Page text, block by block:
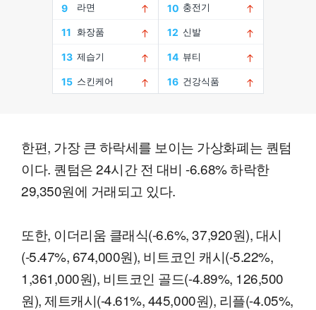
한편, 가장 큰 하락세를 보이는 가상화폐는 퀀텀
이다. 퀀텀은 24시간 전 대비 -6.68% 하락한
29,350원에 거래되고 있다.
또한, 이더리움 클래식(-6.6%, 37,920원), 대시
(-5.47%, 674,000원), 비트코인 캐시(-5.22%,
1,361,000원), 비트코인 골드(-4.89%, 126,500
원), 제트캐시(-4.61%, 445,000원), 리플(-4.05%,